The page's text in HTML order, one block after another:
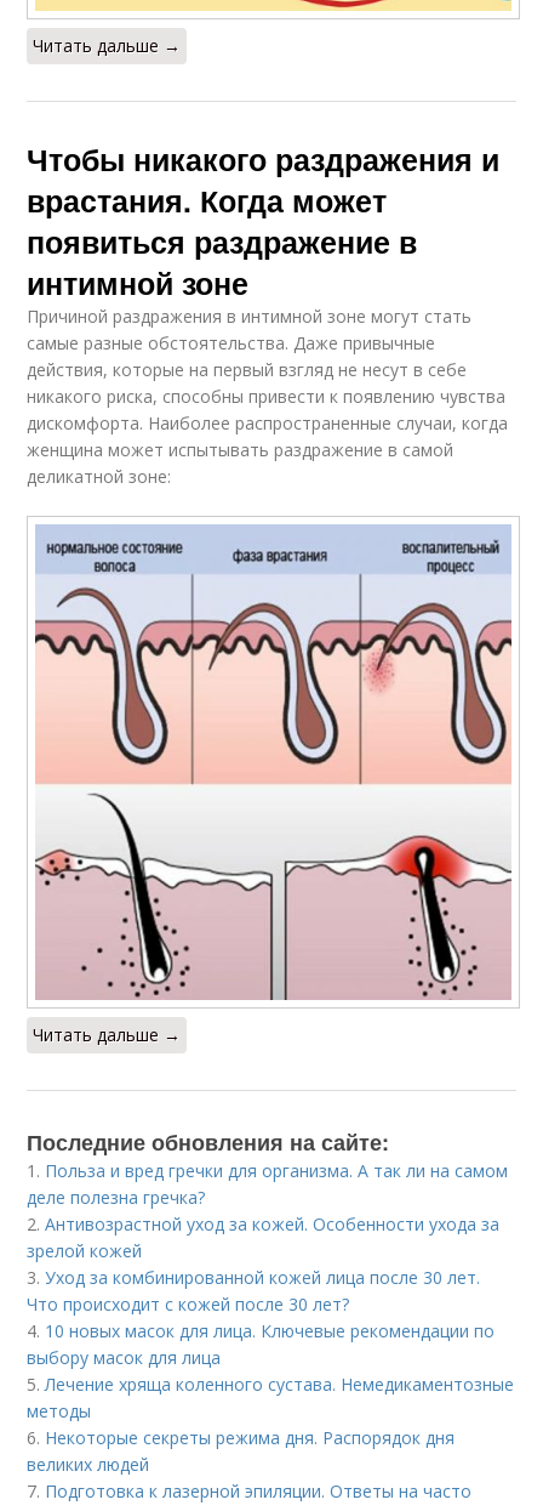
Читать дальше →
Чтобы никакого раздражения и
врастания. Когда может
появиться раздражение в
интимной зоне
Причиной раздражения в интимной зоне могут стать
самые разные обстоятельства. Даже привычные
действия, которые на первый взгляд не несут в себе
никакого риска, способны привести к появлению чувства
дискомфорта. Наиболее распространенные случаи, когда
женщина может испытывать раздражение в самой
деликатной зоне:
Читать дальше →
Последние обновления на сайте:
1. Польза и вред гречки для организма. А так ли на самом
деле полезна гречка?
2.Антивозрастной уход за кожей. Особенности ухода за
зрелой кожей
3.Уход за комбинированной кожей лица после 30 лет.
Что происходит с кожей после 30 лет?
4. 10 новых масок для лица. Ключевые рекомендации по
выбору масок для лица
5.Лечение хряща коленного сустава. Немедикаментозные
методы
6. Некоторые секреты режима дня. Распорядок дня
великих людей
7. Подготовка к лазерной эпиляции. Ответы на часто